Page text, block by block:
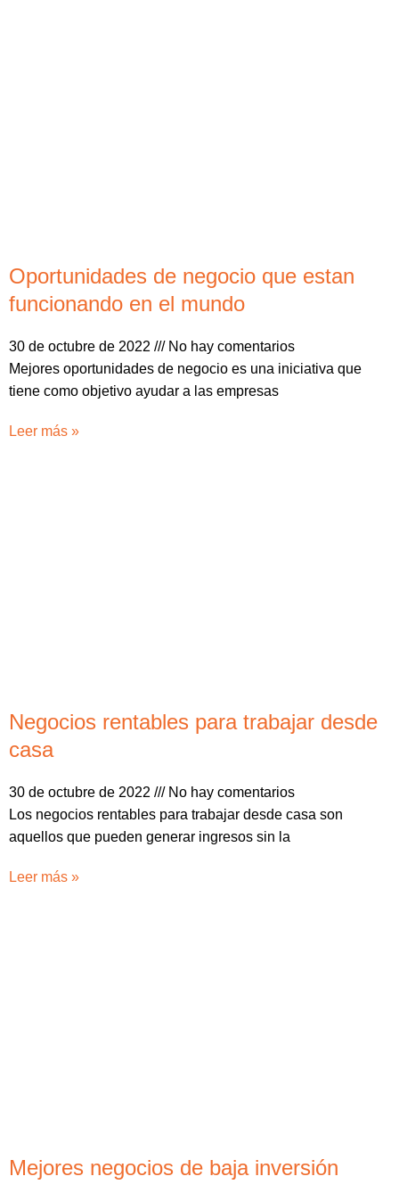
Oportunidades de negocio que estan
funcionando en el mundo
30 de octubre de 2022
No hay comentarios
Mejores oportunidades de negocio es una iniciativa que
tiene como objetivo ayudar a las empresas
Leer más »
Negocios rentables para trabajar desde
casa
30 de octubre de 2022
No hay comentarios
Los negocios rentables para trabajar desde casa son
aquellos que pueden generar ingresos sin la
Leer más »
Mejores negocios de baja inversión